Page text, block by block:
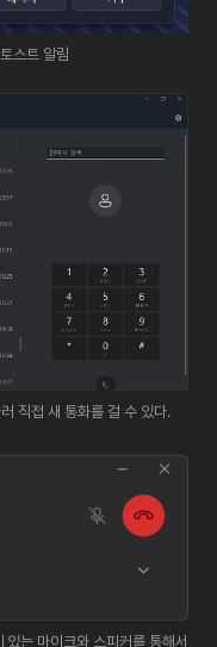
스트 알림
직접 새 통화를 걸 수 있다.
는 마이크와 스피커를 통해서